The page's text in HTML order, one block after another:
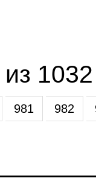
1032
981 982